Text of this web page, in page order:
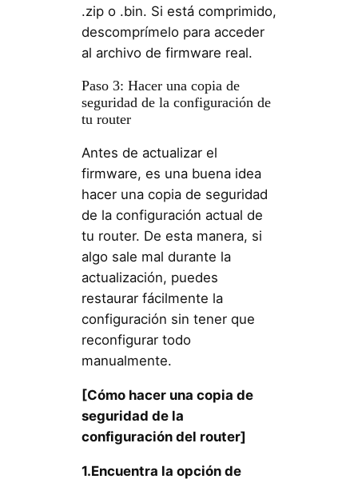
.zip o .bin. Si está comprimido,
descomprímelo para acceder
al archivo de firmware real.
Paso 3: Hacer una copia de
seguridad de la configuración de
tu router
Antes de actualizar el
firmware, es una buena idea
hacer una copia de seguridad
de la configuración actual de
tu router. De esta manera, si
algo sale mal durante la
actualización, puedes
restaurar fácilmente la
configuración sin tener que
reconfigurar todo
manualmente.
[Cómo hacer una copia de
seguridad de la
configuración del router]
1.Encuentra la opción de